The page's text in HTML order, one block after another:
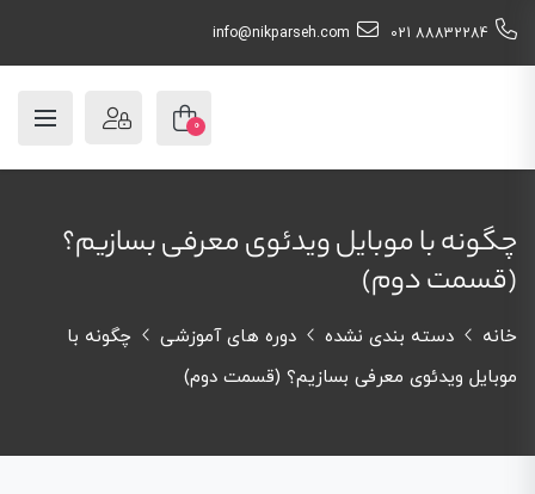
88832284 021
info@nikparseh.com
0
چگونه با موبایل ویدئوی معرفی بسازیم؟
(قسمت دوم)
خانه دسته بندی نشده دوره های آموزشی
چگونه با
موبایل ویدئوی معرفی بسازیم؟ (قسمت دوم)